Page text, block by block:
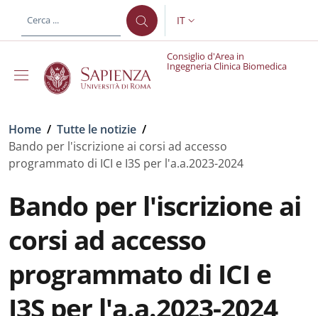
al contenuto principale
SELETTORE LINGUA:
IT
Consiglio d'Area in
Ingegneria Clinica Biomedica
Briciole di pane
Home / Tutte le notizie /
Bando per l'iscrizione ai corsi ad accesso
programmato di ICI e I3S per l'a.a.2023-2024
Bando per l'iscrizione ai
corsi ad accesso
programmato di ICI e
I3S per l'a.a.2023-2024